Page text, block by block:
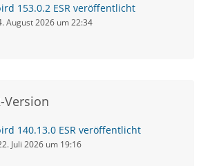
153.0.2 ESR veröffentlicht
August 2026 um 22:34
Version
140.13.0 ESR veröffentlicht
Juli 2026 um 19:16